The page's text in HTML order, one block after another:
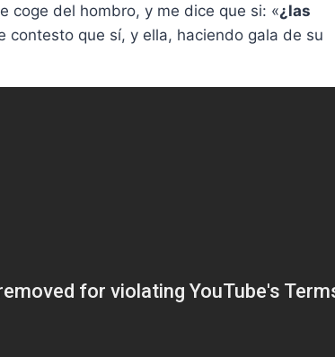
coge del hombro, y me dice que si: «¿las
contesto que sí, y ella, haciendo gala de su